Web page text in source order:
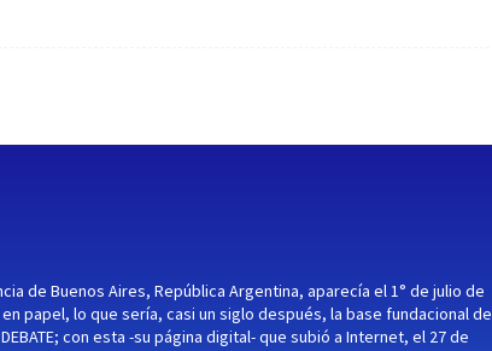
de Buenos Aires, República Argentina, aparecía el 1° de julio de
papel, lo que sería, casi un siglo después, la base fundacional de
con esta -su página digital- que subió a Internet, el 27 de